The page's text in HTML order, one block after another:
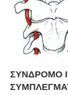
ΣΥΝΔΡΟΜΟ